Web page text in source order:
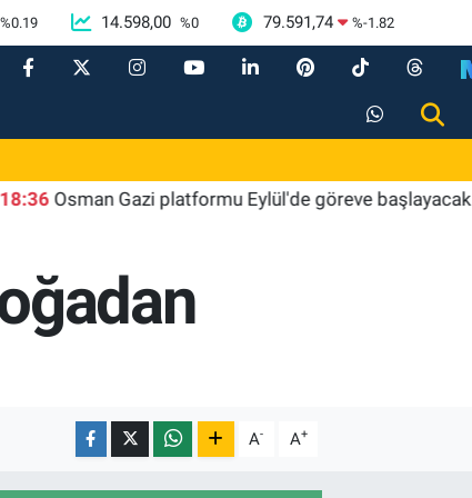
%0.19 14.598,00 %0 79.591,74 %-1.82
Osman Gazi platformu Eylül'de göreve başlayacak...
A- A+